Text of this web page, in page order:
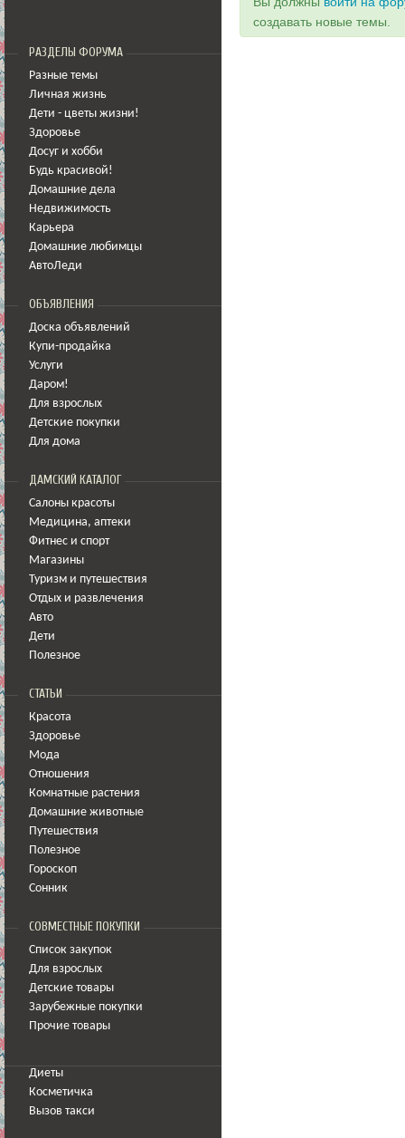
РАЗДЕЛЫ ФОРУМА
Разные темы
Личная жизнь
Дети - цветы жизни!
Здоровье
Досуг и хобби
Будь красивой!
Домашние дела
Недвижимость
Карьера
Домашние любимцы
АвтоЛеди
ОБЪЯВЛЕНИЯ
Доска объявлений
Купи-продайка
Услуги
Даром!
Для взрослых
Детские покупки
Для дома
ДАМСКИЙ КАТАЛОГ
Салоны красоты
Медицина, аптеки
Фитнес и спорт
Магазины
Туризм и путешествия
Отдых и развлечения
Авто
Дети
Полезное
СТАТЬИ
Красота
Здоровье
Мода
Отношения
Комнатные растения
Домашние животные
Путешествия
Полезное
Гороскоп
Сонник
СОВМЕСТНЫЕ ПОКУПКИ
Список закупок
Для взрослых
Детские товары
Зарубежные покупки
Прочие товары
Диеты
Косметичка
Вызов такси
создавать новые темы.